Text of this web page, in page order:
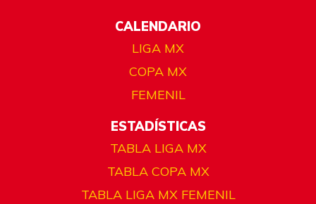
CALENDARIO
LIGA MX
COPA MX
FEMENIL
ESTADÍSTICAS
TABLA LIGA MX
TABLA COPA MX
TABLA LIGA MX FEMENIL